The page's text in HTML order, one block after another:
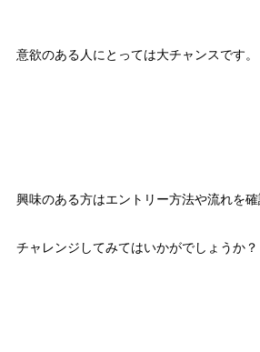
意欲のある人にとっては大チャンスです。
興味のある方はエントリー方法や流れを確
チャレンジしてみてはいかがでしょうか？